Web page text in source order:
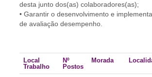
desta junto dos(as) colaboradores(as);
• Garantir o desenvolvimento e
de avaliação desempenho.
Local
Trabalho
Nº
Postos
Morada